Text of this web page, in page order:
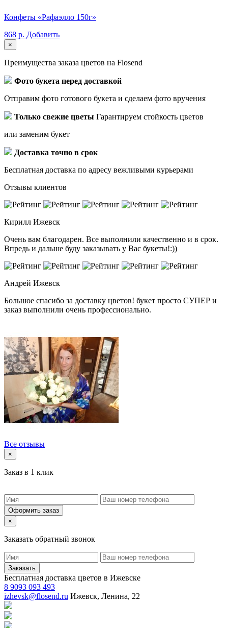
Конфеты «Рафаэлло 150г»
868 р. Добавить
×
Преимущества заказа цветов на Flosend
Фото букета перед доставкой
Отправим фото готового букета и сделаем фото вручения
Только свежие цветы Гарантируем стойкость цветов
или заменим букет
Доставка точно в срок
Бесплатная доставка по адресу вежливыми курьерами
Отзывы клиентов
Кирилл Ижевск
Очень вам благодарен. Все выполнили качественно и в срок.
Впредь и дальше буду заказывать у Вас букеты!:))
Андрей Ижевск
Большое спасибо за доставку цветов! букет просто СУПЕР и
заказ выполнили очень профессионально.
Все отзывы
×
Заказ в 1 клик
Оформить заказ
×
Заказать обратный звонок
Заказать
Бесплатная доставка цветов в Ижевске
8 9093 093 493
izhevsk@flosend.ru Ижевск, Ленина, 22